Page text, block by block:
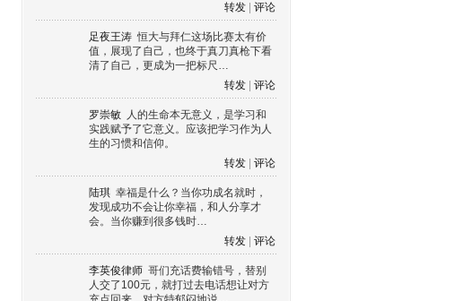
转发
评论
足夜王涛 恒大与拜仁这场比赛太有价
值，展现了自己，也终于真刀真枪下看
清了自己，更成为一把标尺…
转发
评论
罗崇敏 人的生命本无意义，是学习和
实践赋予了它意义。应该把学习作为人
生的习惯和信仰。
转发
评论
陆琪 幸福是什么？当你功成名就时，
发现成功不会让你幸福，和人分享才
会。当你赚到很多钱时…
转发
评论
李英俊律师 哥们充话费输错号，替别
人交了100元，就打过去电话想让对方